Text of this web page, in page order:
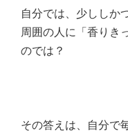
自分では、少ししか
周囲の人に「香りき
のでは？
その答えは、自分で